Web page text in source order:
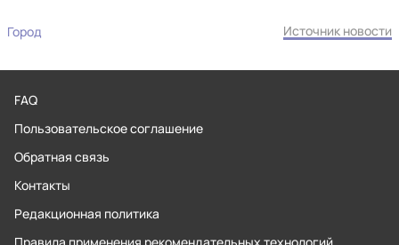
Город Источник новости
FAQ
Пользовательское соглашение
Обратная связь
Контакты
Редакционная политика